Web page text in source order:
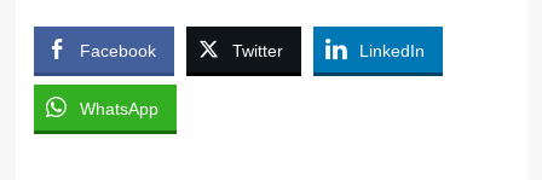
Facebook Twitter LinkedIn
WhatsApp